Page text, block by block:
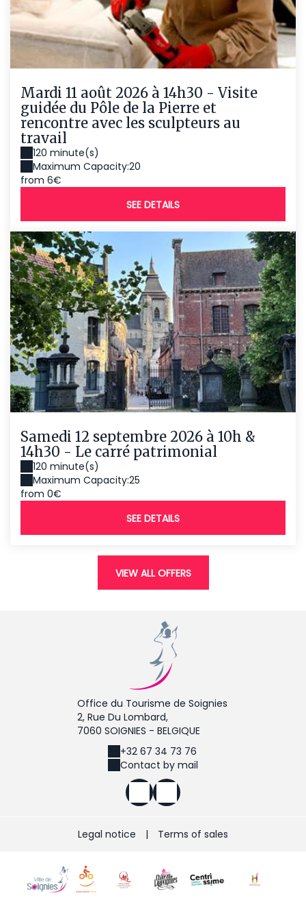
Mardi 11 août 2026 à 14h30 - Visite
guidée du Pôle de la Pierre et
rencontre avec les sculpteurs au
travail
120 minute(s)
Maximum Capacity:20
from 6€
SEE DETAILS
Samedi 12 septembre 2026 à 10h &
14h30 - Le carré patrimonial
120 minute(s)
Maximum Capacity:25
from 0€
SEE DETAILS
VIEW ALL OFFERS
Office du Tourisme de Soignies
2, Rue Du Lombard,
7060 SOIGNIES - BELGIQUE
+32 67 34 73 76
Contact by mail
Legal notice | Terms of sales